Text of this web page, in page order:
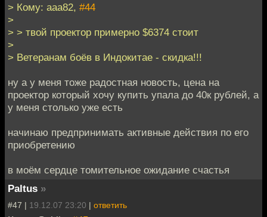
> Кому: aaa82, #44
>
> > твой проектор примерно $6374 стоит
>
> Ветеранам боёв в Индокитае - скидка!!!
ну а у меня тоже радостная новость, цена на
проектор который хочу купить упала до 40к рублей, а
у меня столько уже есть
начинаю предпринимать активные действия по его
приобретению
в моём сердце томительное ожидание счастья
Paltus »
#47 | 19.12.07 23:20 | ответить